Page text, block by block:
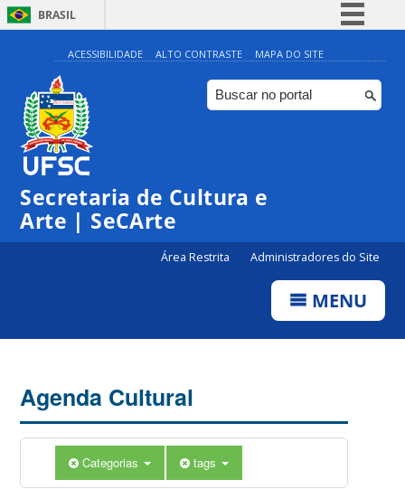
BRASIL
Simplifique!
Comunica BR
Participe
ACESSIBILIDADE ALTO CONTRASTE MAPA DO SITE
Secretaria de Cultura e
Arte | SeCArte
Área Restrita Administradores do Site
MENU
Agenda Cultural
Categorias tags
0:00
1:00
5:00